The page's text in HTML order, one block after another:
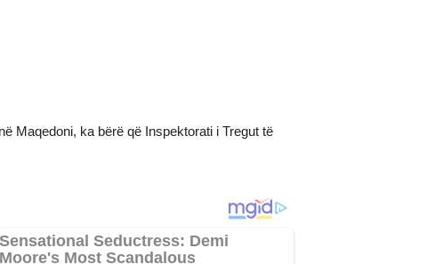
Maqedoni, ka bërë që Inspektorati i Tregut të